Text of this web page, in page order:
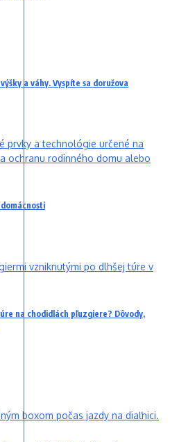
a váhy. Vyspíte sa doružova
na chodidlách pľuzgiere? Dôvody,